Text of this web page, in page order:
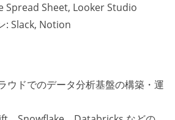
Spread Sheet, Looker Studio
: Slack, Notion
ウドでのデータ分析基盤の構築・運